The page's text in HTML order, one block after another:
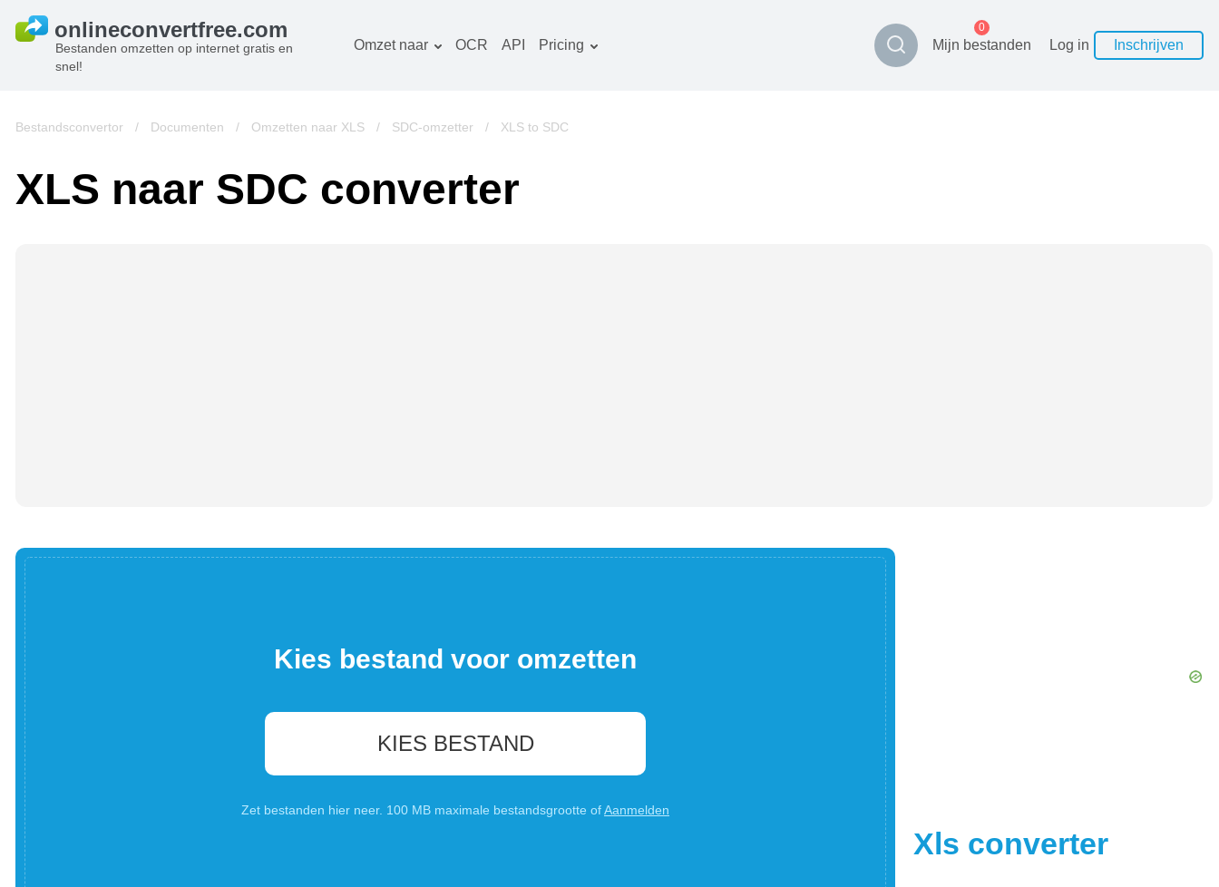
Bestanden omzetten op internet gratis en
snel!
Omzet naar
Beeld converter
Boeken converter
OCR API Pricing Mijn bestanden
0
Log in Inschrijven
Bestandsconvertor / Documenten / Omzetten naar XLS / SDC-omzetter / XLS to SDC
XLS naar SDC converter
Kies bestand voor omzetten
KIES BESTAND
Zet bestanden hier neer. 100 MB maximale bestandsgrootte ofAanmelden
Xls converter